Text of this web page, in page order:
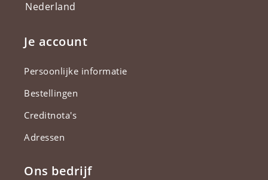
Nederland
Je account
Persoonlijke informatie
Bestellingen
Creditnota's
Adressen
Ons bedrijf